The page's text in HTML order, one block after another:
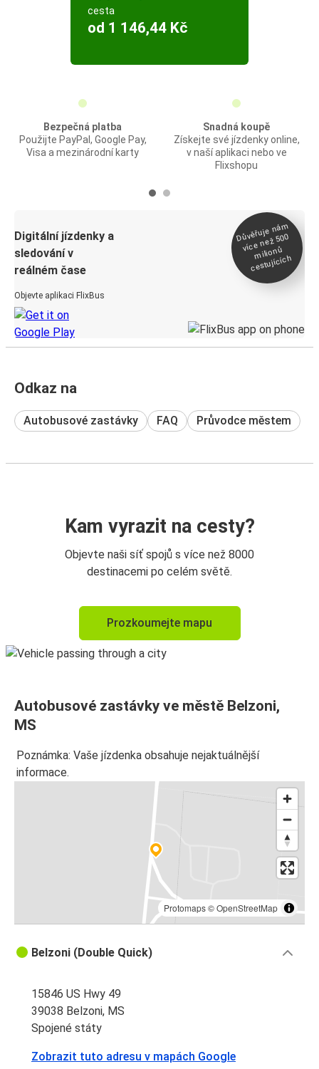
cesta
od 1 146,44 Kč
Bezpečná platba
Použijte PayPal, Google Pay,
Visa a mezinárodní karty
Snadná koupě
Získejte své jízdenky online,
v naší aplikaci nebo ve
Flixshopu
Digitální jízdenky a
sledování v
reálném čase
Objevte aplikaci FlixBus
Důvěřuje ná
m
více než 500
milionů
cestujících
Odkaz na
Autobusové zastávky FAQ Průvodce městem
Kam vyrazit na cesty?
Objevte naši síť spojů s více než 8000
destinacemi po celém světě.
Prozkoumejte mapu
Autobusové zastávky ve městě Belzoni,
MS
Poznámka: Vaše jízdenka obsahuje nejaktuálnější
informace.
Protomaps©OpenStreetMap
Belzoni (Double Quick)
15846 US Hwy 49
39038 Belzoni, MS
Spojené státy
Zobrazit tuto adresu v mapách Google